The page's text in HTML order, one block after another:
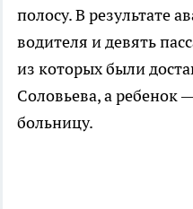
полосу. В результате
водителя и девять
из которых были
Соловьева, а ребенок
больницу.